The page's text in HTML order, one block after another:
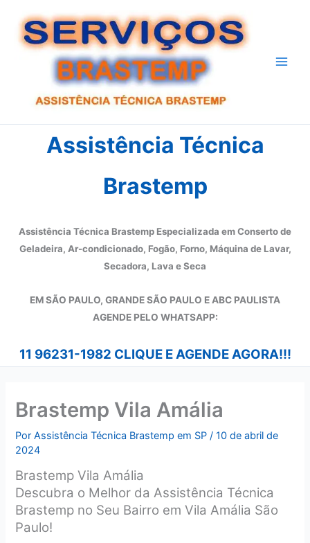
para
Assistência Técnica
Brastemp
Assistência Técnica Brastemp Especializada em Conserto de
Geladeira, Ar-condicionado, Fogão, Forno, Máquina de Lavar,
Secadora, Lava e Seca
EM SÃO PAULO, GRANDE SÃO PAULO E ABC PAULISTA
AGENDE PELO WHATSAPP:
11 96231-1982 CLIQUE E AGENDE AGORA!!!
Brastemp Vila Amália
PorAssistência Técnica Brastemp em SP /10 de abril de
2024
Brastemp Vila Amália
Descubra o Melhor da Assistência Técnica
Brastemp no Seu Bairro em Vila Amália São
Paulo!